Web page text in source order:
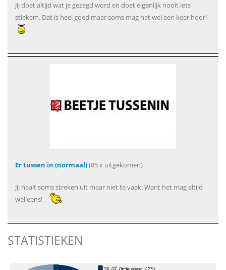
Jij doet altijd wat je gezegd word en doet eigenlijk nooit iets
stiekem. Dat is heel goed maar soms mag het wel een keer hoor!
Er tussen in (normaal)(85 x uitgekomen)
Jij haalt soms streken uit maar niet te vaak. Want het mag altijd
wel eens!
STATISTIEKEN